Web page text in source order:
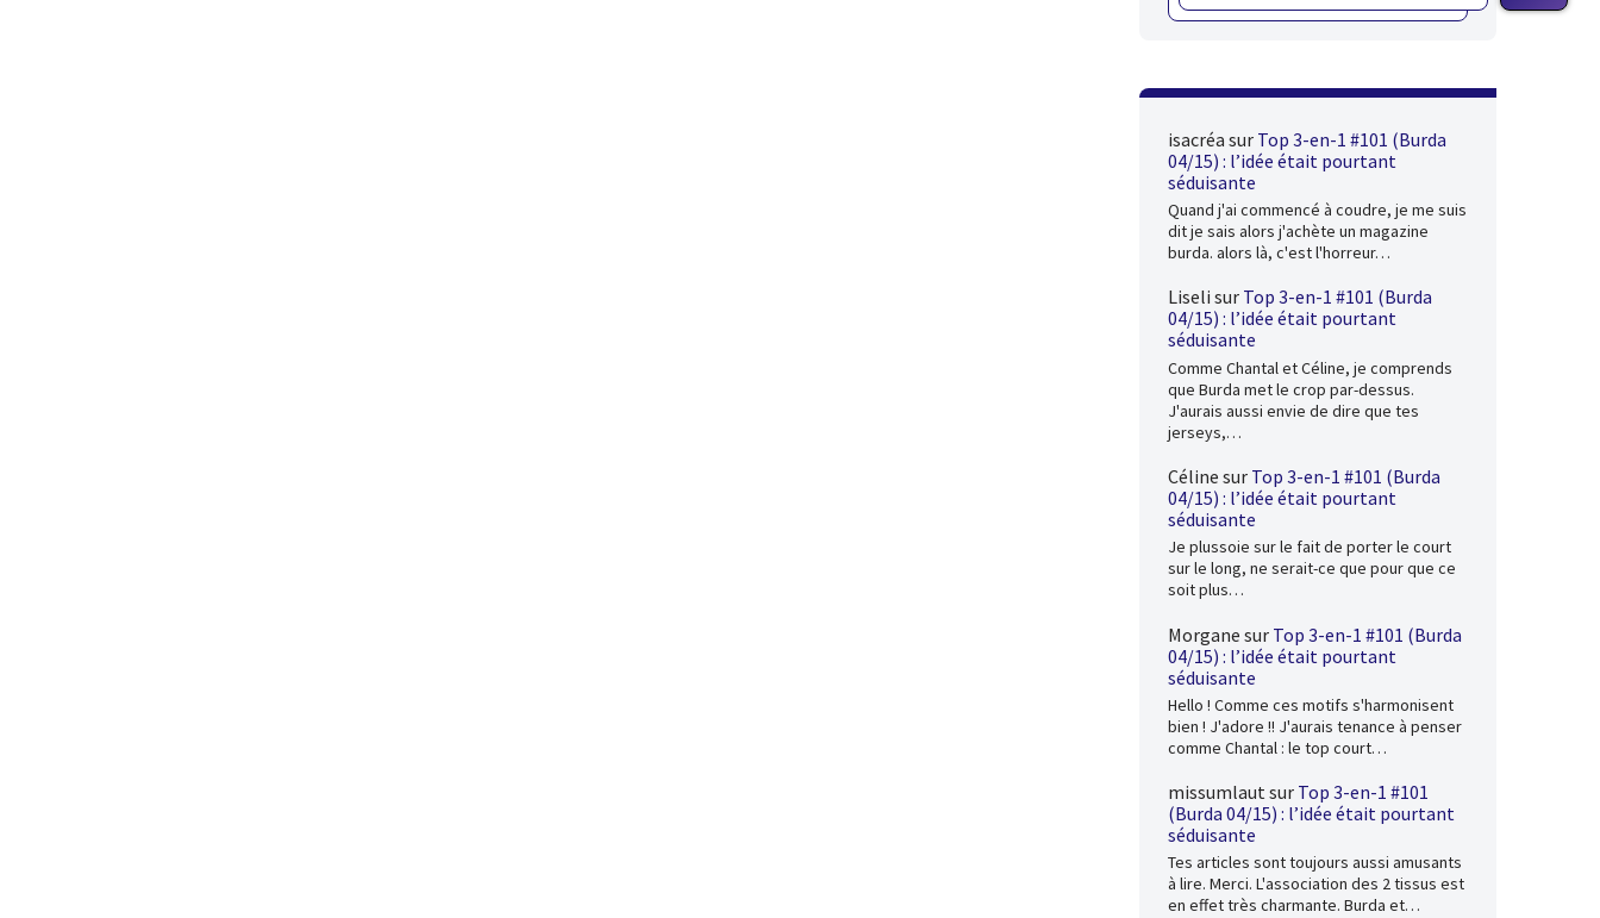
isacréa sur Top 3-en-1 #101 (Burda
04/15) : l’idée était pourtant
séduisante
Quand j'ai commencé à coudre, je me suis
dit je sais alors j'achète un magazine
burda. alors là, c'est l'horreur…
Liseli sur Top 3-en-1 #101 (Burda
04/15) : l’idée était pourtant
séduisante
Comme Chantal et Céline, je comprends
que Burda met le crop par-dessus.
J'aurais aussi envie de dire que tes
jerseys,…
Céline sur Top 3-en-1 #101 (Burda
04/15) : l’idée était pourtant
séduisante
Je plussoie sur le fait de porter le court
sur le long, ne serait-ce que pour que ce
soit plus…
Morgane sur Top 3-en-1 #101 (Burda
04/15) : l’idée était pourtant
séduisante
Hello ! Comme ces motifs s'harmonisent
bien ! J'adore !! J'aurais tenance à penser
comme Chantal : le top court…
missumlautsur Top 3-en-1 #101
(Burda 04/15) : l’idée était pourtant
séduisante
Tes articles sont toujours aussi amusants
à lire. Merci. L'association des 2 tissus est
en effet très charmante. Burda et…